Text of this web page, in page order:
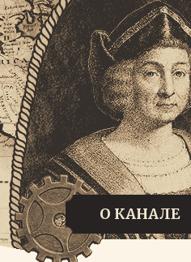
О КАНАЛЕ